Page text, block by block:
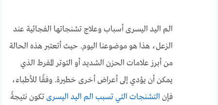
الم اليد اليسرى أسباب وعلاج تشنجاتها الفجائية عند
الزعل، هذا هو موضوعنا اليوم. حيث أتعتبر هذه الحالة
من أبرز علامات الحزن الشديد أو التوتر المفرط الذي
يمكن أن يؤدي إلى أعراض أخرى خطيرة. وفقًا للأطباء،
فإن التشنجات التي تسبب الم اليد اليسرىتكون نتيجةً